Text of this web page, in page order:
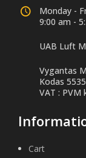
Monday -
9:00 am -
UAB Luft
Vygantas
Kodas
VAT : PVM
Cart